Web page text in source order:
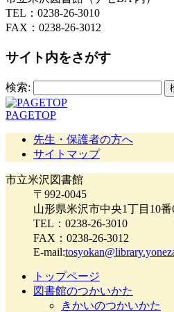
TEL：0238-26-3010
FAX：0238-26-3012
サイト内をさがす
検索:
PAGETOP
先生・保護者の方へ
サイトマップ
市立米沢図書館
〒992-0045
山形県米沢市中央1丁目10番
TEL：0238-26-3010
FAX：0238-26-3012
E-mail:
トップページ
図書館のつかいかた
きかいのつかいかた